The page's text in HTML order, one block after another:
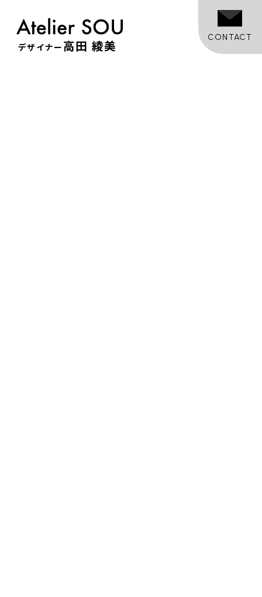
デザイナー 高田 綾美
CONTACT